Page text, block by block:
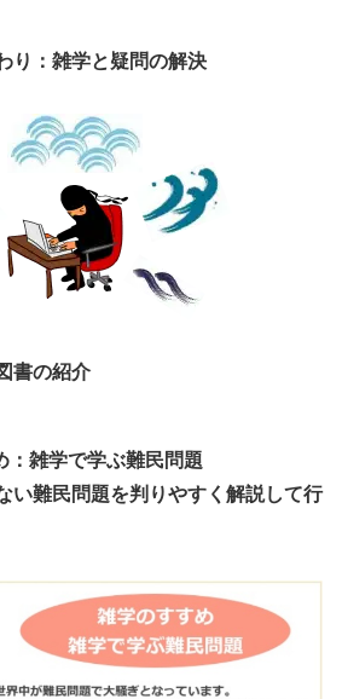
り：雑学と疑問の解決
書の紹介
雑学で学ぶ難民問題
い難民問題を判りやすく解説して行